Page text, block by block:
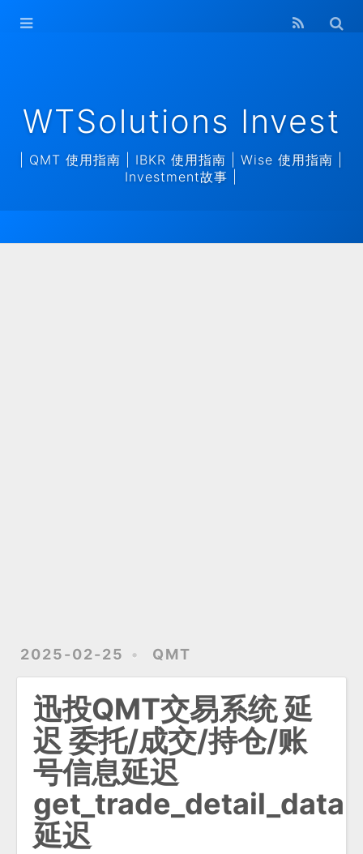
WTSolutions Invest
| QMT 使用指南 | IBKR 使用指南 | Wise 使用指南 |
Investment故事 |
2025-02-25 QMT
迅投QMT交易系统 延
迟 委托/成交/持仓/账
号信息延迟
get_trade_detail_data
延迟
WTSolutions